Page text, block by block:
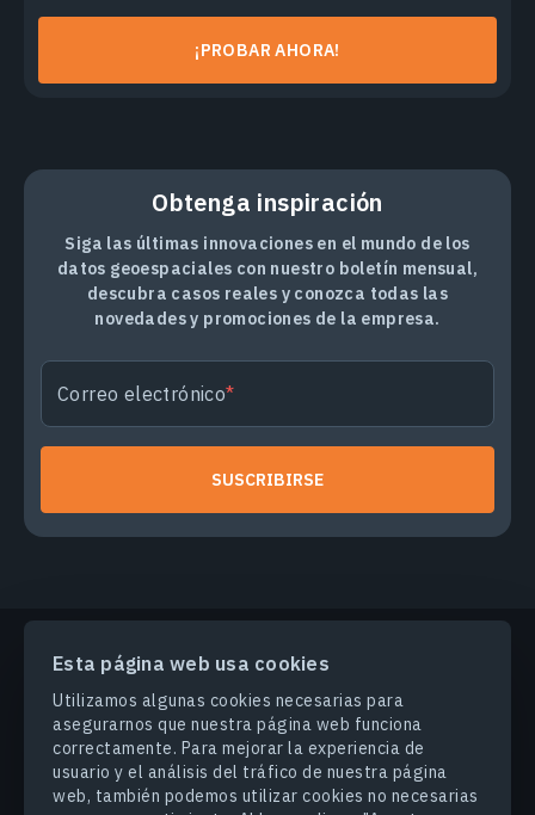
Esta página web usa cookies
Utilizamos algunas cookies necesarias para
asegurarnos que nuestra página web funciona
correctamente. Para mejorar la experiencia de
usuario y el análisis del tráfico de nuestra página
web, también podemos utilizar cookies no necesarias
¡PROBAR AHORA!
Obtenga inspiración
Siga las últimas innovaciones en el mundo de los
datos geoespaciales con nuestro boletín mensual,
descubra casos reales y conozca todas las
novedades y promociones de la empresa.
Correo electrónico
SUSCRIBIRSE
PRODUCTOS Y SOLUCIONES
INDUSTRIAS